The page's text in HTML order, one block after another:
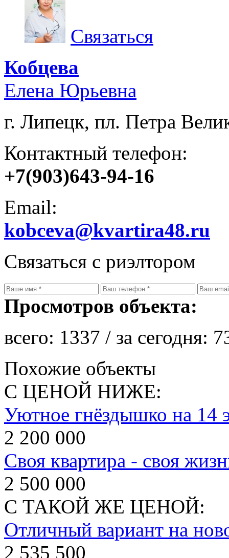
Связаться
Кобцева
Елена Юрьевна
г. Липецк, пл. Петра
Контактный телефон:
+7(903)643-94-16
Email:
kobceva@kvartira48.ru
Связаться с риэлтором
Просмотров объекта:
всего: 1337 / за сегодня:
Похожие объекты
С ЦЕНОЙ НИЖЕ:
Уютное гнёздышко на 14
2 200 000
Своя квартира - своя
2 500 000
С ТАКОЙ ЖЕ ЦЕНОЙ:
Отличный вариант на
2 535 500